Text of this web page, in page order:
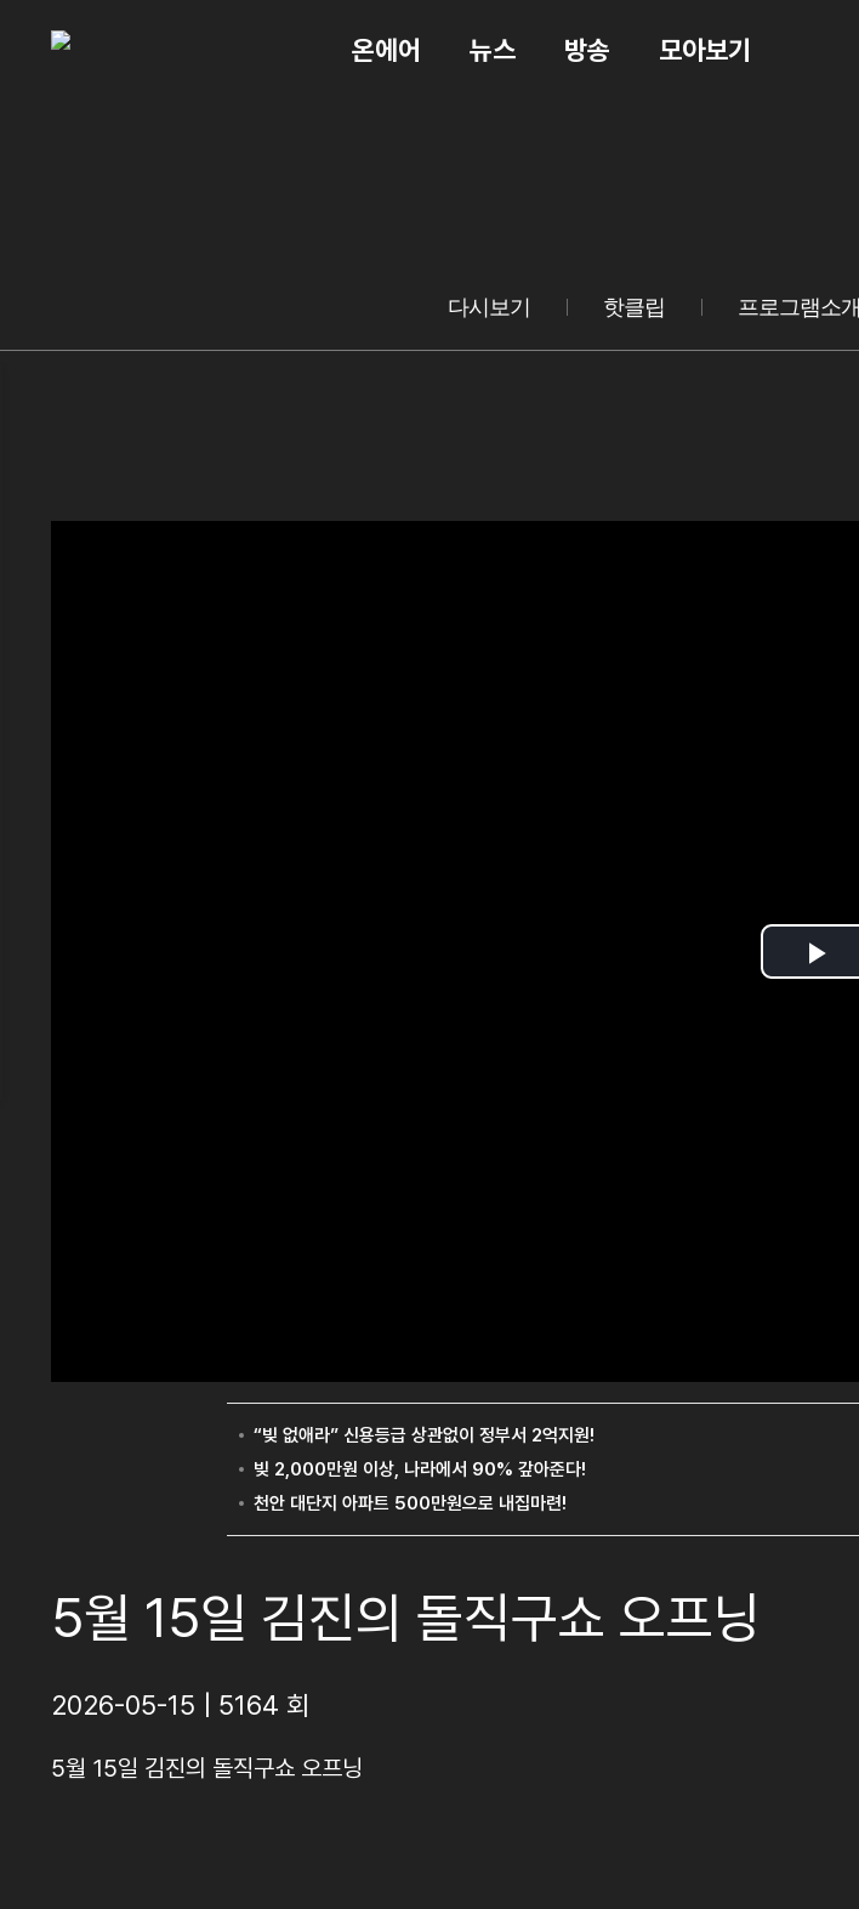
온에어 뉴스 방송 모아보기
다시보기 핫클립 프로그램소개
5월 15일 김진의 돌직구쇼 오프닝
2026-05-15 | 5164 회
5월 15일 김진의 돌직구쇼 오프닝